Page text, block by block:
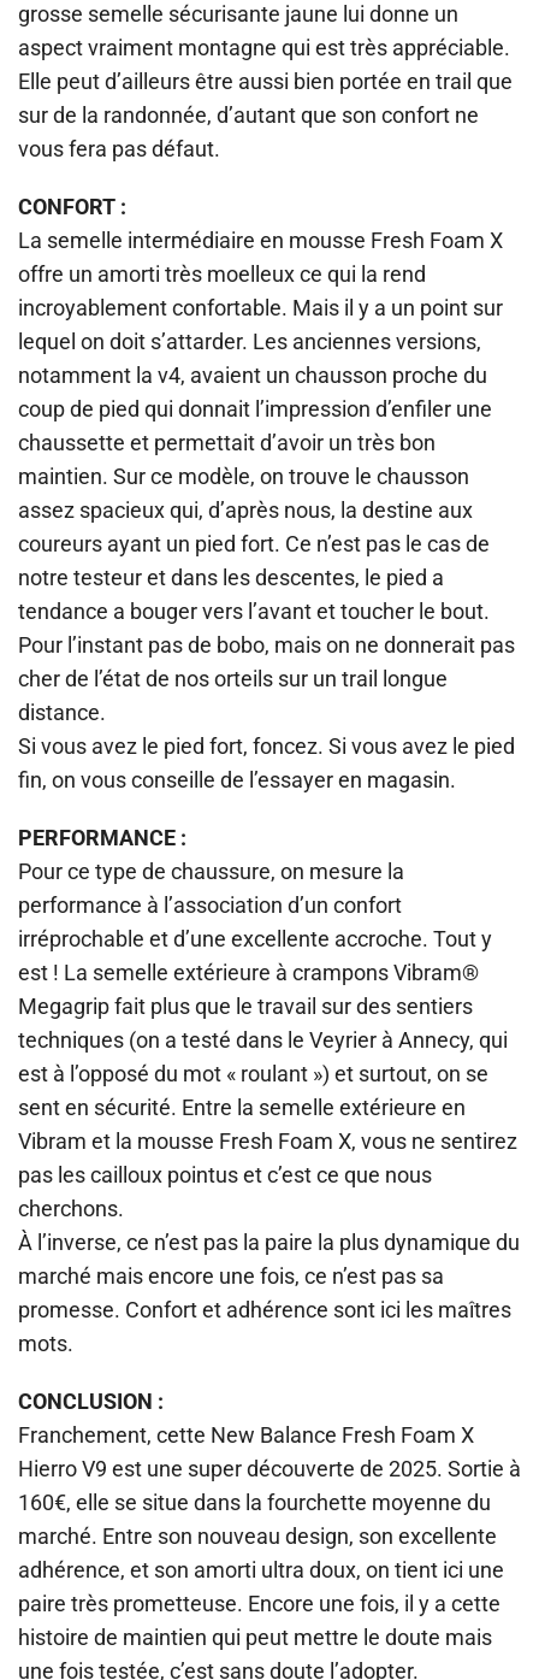
grosse semelle sécurisante jaune lui donne un
aspect vraiment montagne qui est très appréciable.
Elle peut d’ailleurs être aussi bien portée en trail que
sur de la randonnée, d’autant que son confort ne
vous fera pas défaut.
CONFORT :
La semelle intermédiaire en mousse Fresh Foam X
offre un amorti très moelleux ce qui la rend
incroyablement confortable. Mais il y a un point sur
lequel on doit s’attarder. Les anciennes versions,
notamment la v4, avaient un chausson proche du
coup de pied qui donnait l’impression d’enfiler une
chaussette et permettait d’avoir un très bon
maintien. Sur ce modèle, on trouve le chausson
assez spacieux qui, d’après nous, la destine aux
coureurs ayant un pied fort. Ce n’est pas le cas de
notre testeur et dans les descentes, le pied a
tendance a bouger vers l’avant et toucher le bout.
Pour l’instant pas de bobo, mais on ne donnerait pas
cher de l’état de nos orteils sur un trail longue
distance.
Si vous avez le pied fort, foncez. Si vous avez le pied
fin, on vous conseille de l’essayer en magasin.
PERFORMANCE :
Pour ce type de chaussure, on mesure la
performance à l’association d’un confort
irréprochable et d’une excellente accroche. Tout y
est ! La semelle extérieure à crampons Vibram®
Megagrip fait plus que le travail sur des sentiers
techniques (on a testé dans le Veyrier à Annecy, qui
est à l’opposé du mot « roulant ») et surtout, on se
sent en sécurité. Entre la semelle extérieure en
Vibram et la mousse Fresh Foam X, vous ne sentirez
pas les cailloux pointus et c’est ce que nous
cherchons.
À l’inverse, ce n’est pas la paire la plus dynamique du
marché mais encore une fois, ce n’est pas sa
promesse. Confort et adhérence sont ici les maîtres
mots.
CONCLUSION :
Franchement, cette New Balance Fresh Foam X
Hierro V9 est une super découverte de 2025. Sortie à
160€, elle se situe dans la fourchette moyenne du
marché. Entre son nouveau design, son excellente
adhérence, et son amorti ultra doux, on tient ici une
paire très prometteuse. Encore une fois, il y a cette
histoire de maintien qui peut mettre le doute mais
une fois testée, c’est sans doute l’adopter.